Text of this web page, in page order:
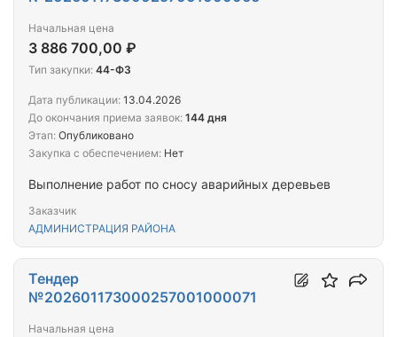
Выполнение работ по сносу аварийных деревьев
Заказчик
АДМИНИСТРАЦИЯ РАЙОНА
Начальная цена
3 886 700,00 ₽
Тип закупки: 44-ФЗ
Дата публикации: 13.04.2026
До окончания приема заявок: 144 дня
Этап: Опубликовано
Закупка с обеспечением: Нет
Тендер
№202601173000257001000071
Начальная цена